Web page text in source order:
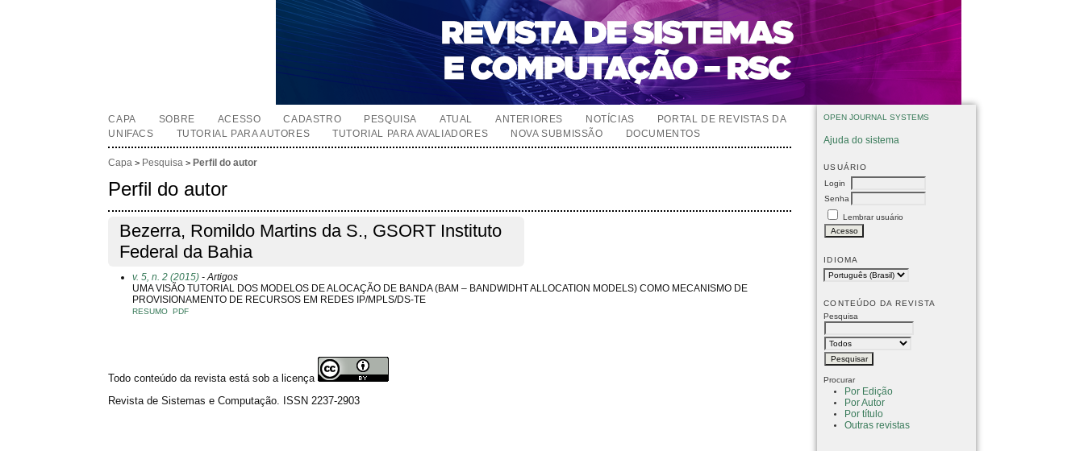
OPEN JOURNAL SYSTEMS
Ajuda do sistema
USUÁRIO
Login
Senha
Lembrar usuário
IDIOMA
CONTEÚDO DA REVISTA
Pesquisa
Procurar
Por Edição
Por Autor
Por título
Outras revistas
CAPA SOBRE ACESSO CADASTRO PESQUISA ATUAL ANTERIORES NOTÍCIAS
PORTAL DE REVISTAS DA
UNIFACS
TUTORIAL PARA AUTORES TUTORIAL PARA AVALIADORES NOVA SUBMISSÃO DOCUMENTOS
Capa > Pesquisa > Perfil do autor
Perfil do autor
Bezerra, Romildo Martins da S., GSORT Instituto
Federal da Bahia
v. 5, n. 2 (2015) - Artigos
UMA VISÃO TUTORIAL DOS MODELOS DE ALOCAÇÃO DE BANDA (BAM – BANDWIDHT ALLOCATION MODELS) COMO MECANISMO DE
PROVISIONAMENTO DE RECURSOS EM REDES IP/MPLS/DS-TE
RESUMO PDF
Todo conteúdo da revista está sob a licença
Revista de Sistemas e Computação. ISSN 2237-2903